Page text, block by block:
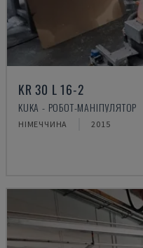
KR 30 L 16-2
KUKA - РОБОТ-МАНІПУЛЯТОР
НІМЕЧЧИНА 2015